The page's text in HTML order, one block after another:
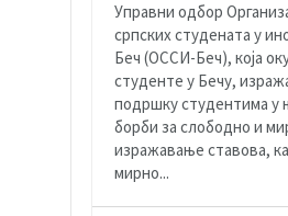
Управни одбор
српских студената у
Беч (ОССИ-Беч), која
студенте у Бечу,
подршку студентима у
борби за слободно и
изражавање ставова,
мирно...